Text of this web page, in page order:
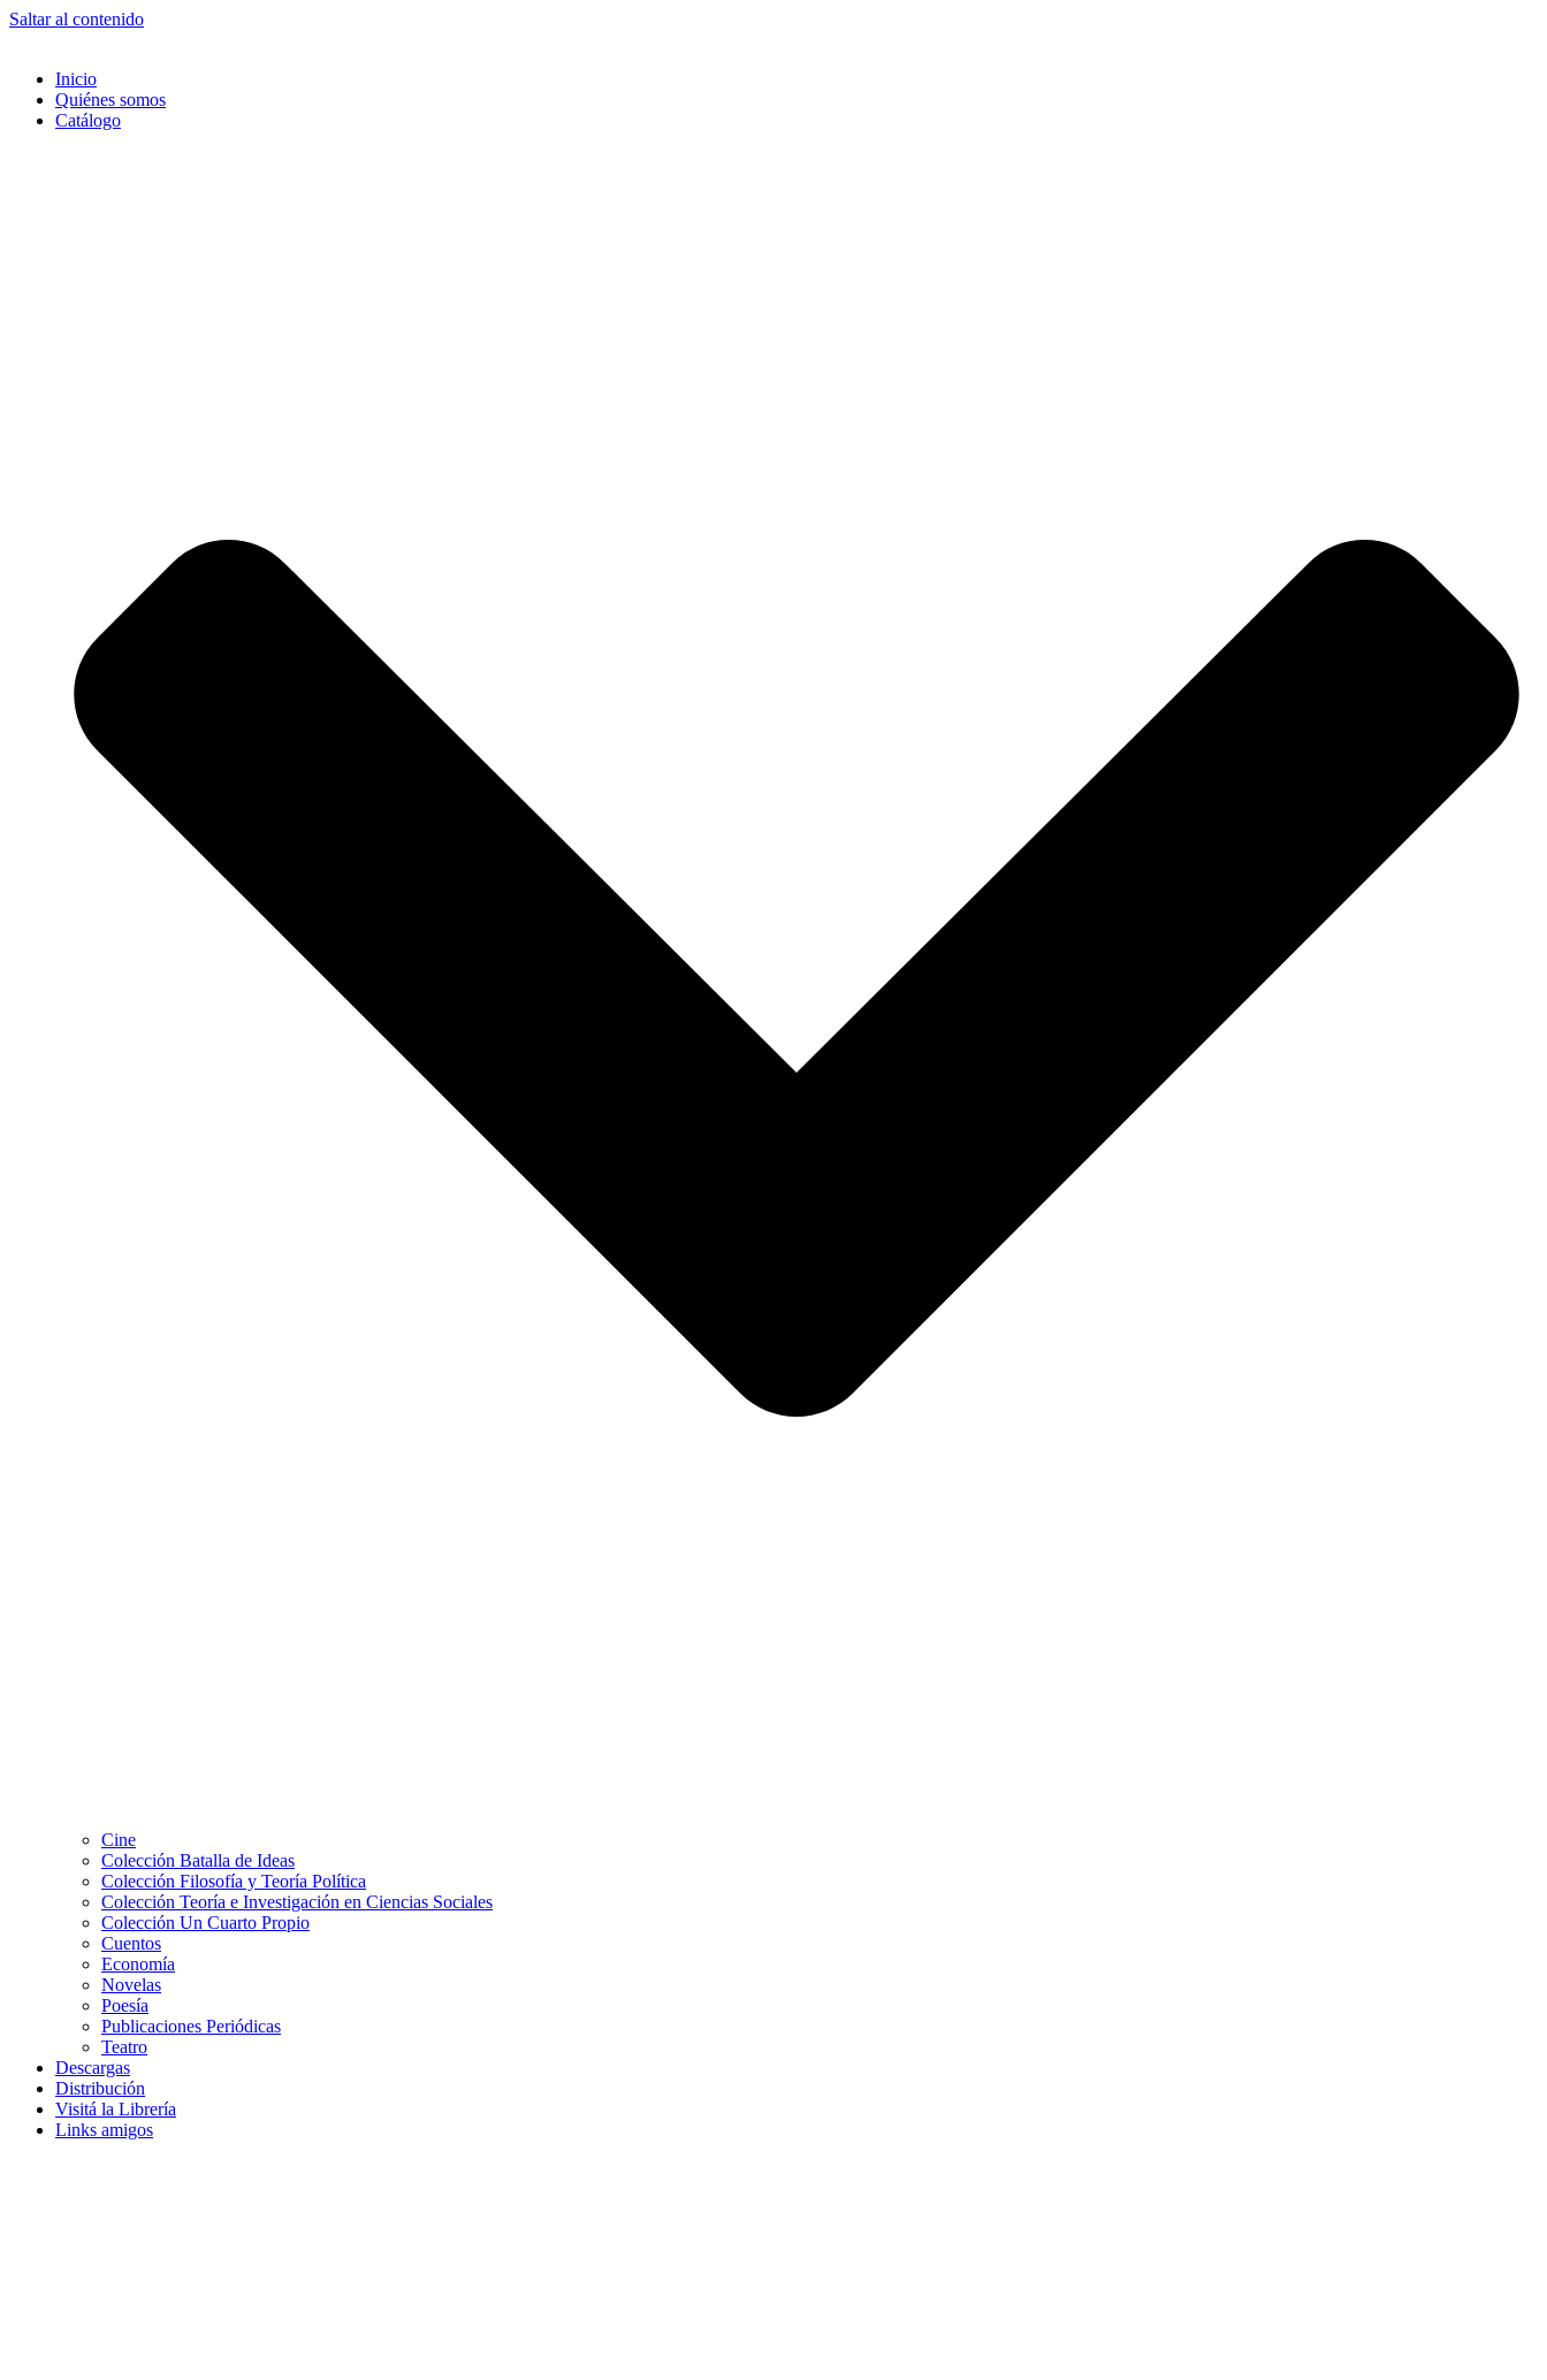
Saltar al contenido
Inicio
Quiénes somos
Catálogo
Cine
Colección Batalla de Ideas
Colección Filosofía y Teoría Política
Colección Teoría e Investigación en Ciencias Sociales
Colección Un Cuarto Propio
Cuentos
Economía
Novelas
Poesía
Publicaciones Periódicas
Teatro
Descargas
Distribución
Visitá la Librería
Links amigos